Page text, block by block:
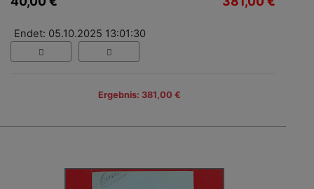
Endet: 05.10.2025 13:01:30
Ergebnis: 381,00 €